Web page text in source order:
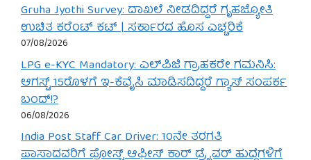
Gruha Jyothi Survey: ದಾಖಲೆ ನೀಡದಿದ್ದರೆ ಗೃಹಜ್ಯೋತಿ
ಉಚಿತ ಕರೆಂಟ್ ಕಟ್ | ಸರ್ಕಾರದ ಹೊಸ ಎಚ್ಚರಿಕೆ
07/08/2026
LPG e-KYC Mandatory: ಎಲ್‌ಪಿಜಿ ಗ್ರಾಹಕರೇ ಗಮನಿಸಿ:
ಆಗಸ್ಟ್ 15ರೊಳಗೆ ಇ-ಕೆವೈಸಿ ಮಾಡಿಸದಿದ್ದರೆ ಗ್ಯಾಸ್ ಸಂಪರ್ಕ
ಬಂದ್!?
06/08/2026
India Post Staff Car Driver: 10ನೇ ತರಗತಿ
ಪಾಸಾದವರಿಗೆ ಪೋಸ್ಟ್ ಆಫೀಸ್ ಕಾರ್ ಡ್ರೈವರ್ ಹುದ್ದೆಗಳಿಗೆ